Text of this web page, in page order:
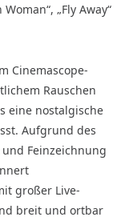
„Fly Away“
Cinemascope-
Rauschen
eine nostalgische
Aufgrund des
Feinzeichnung
großer Live-
breit und ortbar